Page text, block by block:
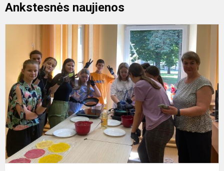
Ankstesnės naujienos